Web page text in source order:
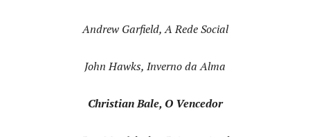
Andrew Garfield, A Rede Social
John Hawks, Inverno da Alma
Christian Bale, O Vencedor